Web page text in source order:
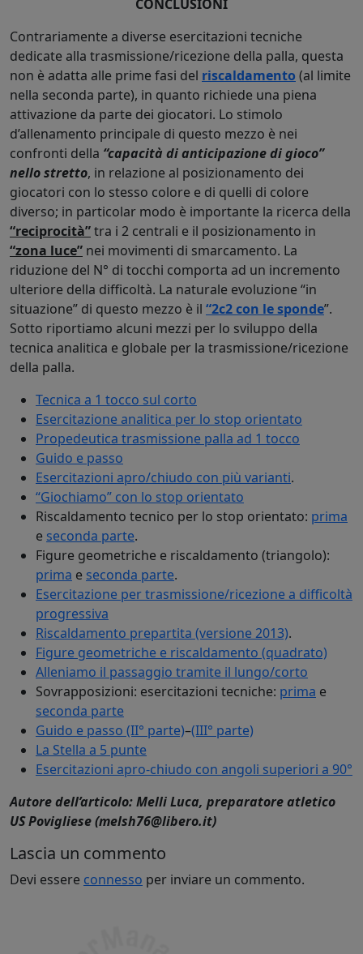
CONCLUSIONI
Contrariamente a diverse esercitazioni tecniche
dedicate alla trasmissione/ricezione della palla, questa
non è adatta alle prime fasi del riscaldamento (al limite
nella seconda parte), in quanto richiede una piena
attivazione da parte dei giocatori. Lo stimolo
d’allenamento principale di questo mezzo è nei
confronti della “capacità di anticipazione di gioco”
nello stretto, in relazione al posizionamento dei
giocatori con lo stesso colore e di quelli di colore
diverso; in particolar modo è importante la ricerca della
“reciprocità”tra i 2 centrali e il posizionamento in
“zona luce” nei movimenti di smarcamento. La
riduzione del N° di tocchi comporta ad un incremento
ulteriore della difficoltà. La naturale evoluzione “in
situazione” di questo mezzo è il “2c2 con le sponde”.
Sotto riportiamo alcuni mezzi per lo sviluppo della
tecnica analitica e globale per la trasmissione/ricezione
della palla.
Tecnica a 1 tocco sul corto
Esercitazione analitica per lo stop orientato
Propedeutica trasmissione palla ad 1 tocco
Guido e passo
Esercitazioni apro/chiudo con più varianti.
“Giochiamo” con lo stop orientato
Riscaldamento tecnico per lo stop orientato: prima
e seconda parte.
Figure geometriche e riscaldamento (triangolo):
prima e seconda parte.
Esercitazione per trasmissione/ricezione a difficoltà
progressiva
Riscaldamento prepartita (versione 2013).
Figure geometriche e riscaldamento (quadrato)
Alleniamo il passaggio tramite il lungo/corto
Sovrapposizioni: esercitazioni tecniche: prima e
seconda parte
Guido e passo (II° parte)–(III° parte)
La Stella a 5 punte
Esercitazioni apro-chiudo con angoli superiori a 90°
Autore dell’articolo: Melli Luca, preparatore atletico
US Povigliese (melsh76@libero.it)
Lascia un commento
Devi essere connesso per inviare un commento.